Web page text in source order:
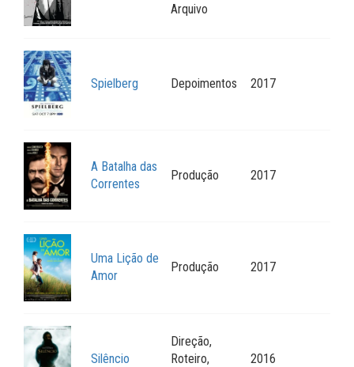
Arquivo
Spielberg Depoimentos 2017
A Batalha das
Correntes
Produção 2017
Uma Lição de
Amor
Produção 2017
Silêncio
Direção,
Roteiro,
2016